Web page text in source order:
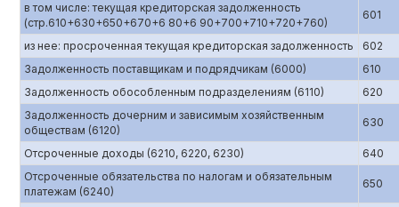
в том числе: текущая кредиторская задолженность
(стр.610+630+650+670+6 80+6 90+700+710+720+760)
601
из нее: просроченная текущая кредиторская задолженность
602
Задолженность поставщикам и подрядчикам (6000)
610
Задолженность обособленным подразделениям (6110)
620
Задолженность дочерним и зависимым хозяйственным
обществам (6120)
630
Отсроченные доходы (6210, 6220, 6230)
640
Отсроченные обязательства по налогам и обязательным
платежам (6240)
650